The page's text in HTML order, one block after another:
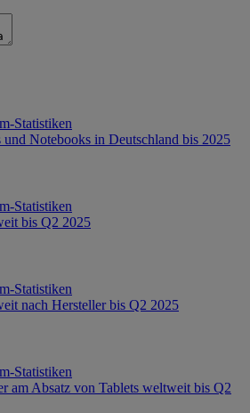
Statistiken
Notebooks in Deutschland bis 2025
Statistiken
bis Q2 2025
Statistiken
nach Hersteller bis Q2 2025
Statistiken
am Absatz von Tablets weltweit bis Q2